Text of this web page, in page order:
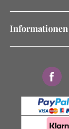
Informationen